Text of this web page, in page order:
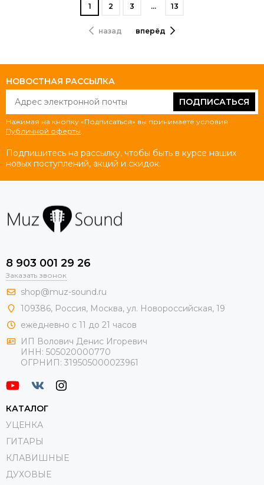
назад
1 2 3 … 13
вперёд
НОВОСТНАЯ РАССЫЛКА
ПОДПИСАТЬСЯ
Нажимая на кнопку «Подписаться» вы принимаете условия
Публичной оферты
Подпишитесь на рассылку, чтобы быть в курсе наших
новых поступлений, акций и скидок.
8 903 001 29 26
Заказать звонок
shop@muz-sound.ru
109386, Россия, Москва, ул. Новороссийская, 19
ежедневно с 11 до 21 часов
ИП Волович Денис Игоревич
ИНН: 505020000770
ОГРНИП: 319505000023961
КАТАЛОГ
УЦЕНКА
ГИТАРЫ
КЛАВИШНЫЕ
ДУХОВЫЕ